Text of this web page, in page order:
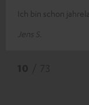
Ich bin schon
Jens S.